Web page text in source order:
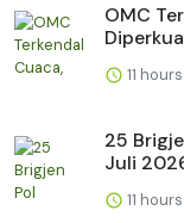
OMC
11
25
Juli
11